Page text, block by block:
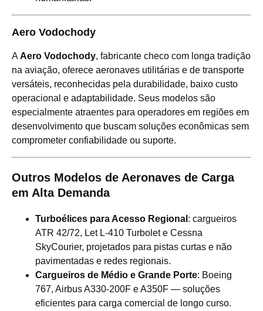
Aero Vodochody
AAero Vodochody, fabricante checo com longa tradição
na aviação, oferece aeronaves utilitárias e de transporte
versáteis, reconhecidas pela durabilidade, baixo custo
operacional e adaptabilidade. Seus modelos são
especialmente atraentes para operadores em regiões em
desenvolvimento que buscam soluções econômicas sem
comprometer confiabilidade ou suporte.
Outros Modelos de Aeronaves de Carga
em Alta Demanda
Turboélices para Acesso Regional : cargueiros
ATR 42/72, Let L-410 Turbolet e Cessna
SkyCourier, projetados para pistas curtas e não
pavimentadas e redes regionais.
Cargueiros de Médio e Grande Porte: Boeing
767, Airbus A330-200F e A350F — soluções
eficientes para carga comercial de longo curso.